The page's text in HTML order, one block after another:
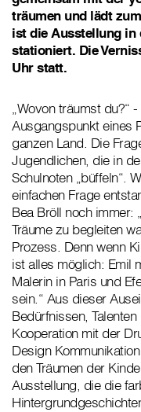
träumen und lädt
ist die Ausstellung in
stationiert. Die
Uhr statt.
„Wovon träumst du?“
Ausgangspunkt eines
ganzen Land. Die
Jugendlichen, die in
Schulnoten „büffeln“.
einfachen Frage
Bea Bröll noch immer:
Träume zu begleiten
Prozess. Denn wenn
ist alles möglich: Emil
Malerin in Paris und
sein.“ Aus dieser
Bedürfnissen,
Kooperation mit der
Design
den Träumen der
Ausstellung, die die